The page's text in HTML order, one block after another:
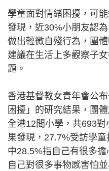
學童面對情緒困擾，可
發現，近30%小朋友認
做出輕微自殘行為，團
建議在生活上多觀察子
題。
香港基督教女青年會公
困擾」的研究結果，團
全港12間小學，共693
果發現，27.7%受訪學
中28.5%指自己有很多
自己對很多事物感害怕